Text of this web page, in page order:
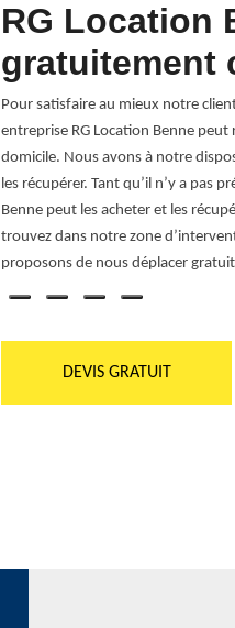
RG Location
gratuitement
Pour satisfaire au mieux notre
entreprise RG Location Benne
domicile. Nous avons à notre
les récupérer. Tant qu’il n’y a pas
Benne peut les acheter et les
trouvez dans notre zone
proposons de nous déplacer
DEVIS GRATUIT